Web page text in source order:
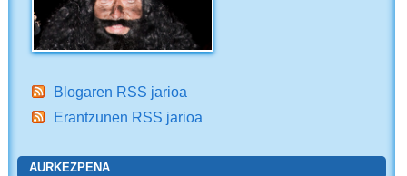
Blogaren RSS jarioa
Erantzunen RSS jarioa
AURKEZPENA